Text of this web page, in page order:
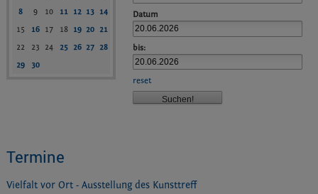
8
9 10 11 12 13 14
15
16 17 18 19 20 21
22
23 24 25 26 27 28
29
30
Datum
bis:
reset
Termine
Vielfalt vor Ort - Ausstellung des Kunsttreff